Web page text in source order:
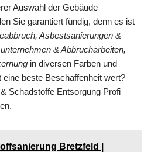
Auswahl der Gebäude
Sie garantiert fündig, denn es ist
Asbestsanierungen &
& Abbrucharbeiten,
in diversen Farben und
beste Beschaffenheit wert?
Schadstoffe Entsorgung Profi
Bretzfeld |